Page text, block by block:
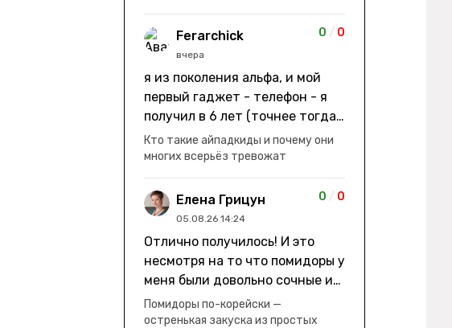
в США, а в Канаду "заниматься
сексом ради удовольствия, а
не для зачатия" - героиня уже
ее побега из общины. не в
первый раз замечаю такие
косяки. с ИИ пишете? :)
Ferarchick
вчера
0 / 0
я из поколения альфа, и мой
первый гаджет - телефон - я
получил в 6 лет (точнее тогда
мне уже было почти 7), потом
его отобрали и я просто
смотрел телик, потом мне
подарили ноутбук, который у
меня до сих пор. ну а в этом
уже другую модель т.к та была
старая и пароль я от него
забыл
Кто такие айпадкиды и почему они
многих всерьёз тревожат
Елена Грицун
05.08.26 14:24
0 / 0
Отлично получилось! И это
несмотря на то что помидоры у
меня были довольно сочные и
водянистые. Ну, зато теперь
полно острой салатной жижи ))
Помидоры по-корейски —
остренькая закуска из простых